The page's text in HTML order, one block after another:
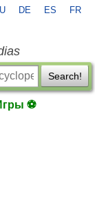
DE ES FR
Search!
⚽